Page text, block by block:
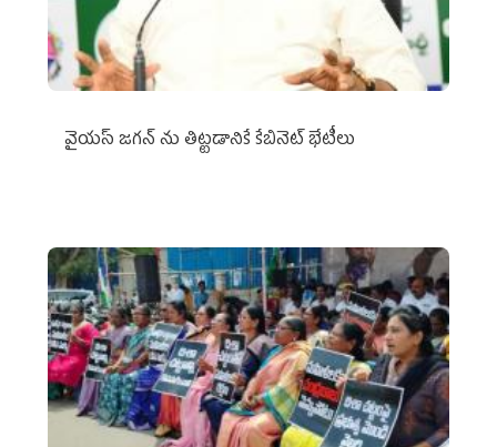
వైయ‌స్ జగన్‌ ను తిట్టడానికే కేబినెట్‌ భేటీలు